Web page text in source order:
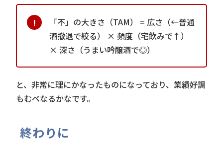
「不」の大きさ（TAM） = 広さ（←普通
酒撤退で絞る） × 頻度（宅飲みで↑）
× 深さ（うまい吟醸酒で◎）
と、非常に理にかなったものになっており、業績好調
もむべなるかなです。
終わりに